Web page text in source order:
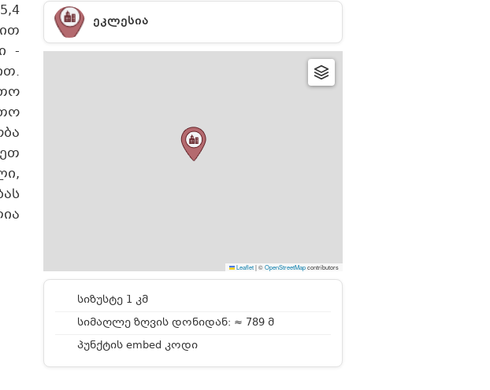
ᲔᲙᲚᲔᲡᲘᲐ
Leaflet|©OpenStreetMapcontributors
სიზუსტე 1 კმ
სიმაღლე ზღვის დონიდან: ≈ 789 მ
პუნქტის embed კოდი
-